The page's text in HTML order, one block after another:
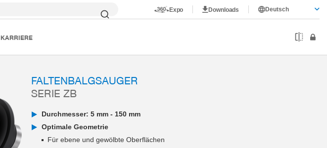
Expo Downloads Deutsch
KARRIERE
ZB5-N-M5M
FALTENBALGSAUGER
SERIE ZB
Durchmesser: 5 mm - 150 mm
Optimale Geometrie
Für ebene und gewölbte Oberflächen